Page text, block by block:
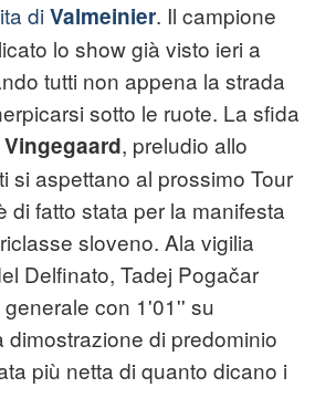
diValmeinier. Il campione
lo show già visto ieri a
tutti non appena la strada
sotto le ruote. La sfida
, preludio allo
si aspettano al prossimo Tour
di fatto stata per la manifesta
sloveno. Ala vigilia
Delfinato, Tadej Pogačar
con 1'01'' su
dimostrazione di predominio
più netta di quanto dicano i